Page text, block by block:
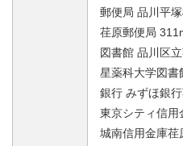
郵便局 品川平
荏原郵便局
図書館 品川区
星薬科大学図書
銀行 みずほ銀
東京シティ信用
城南信用金庫荏